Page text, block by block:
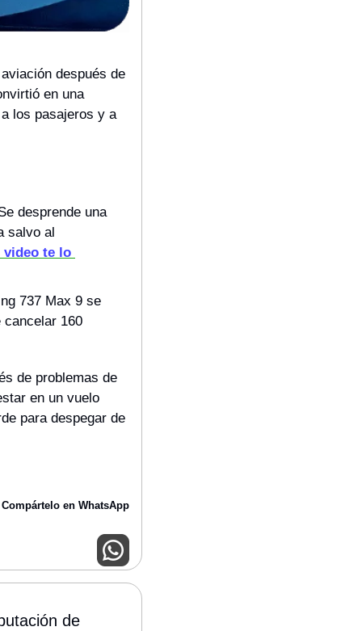
después de
en una
los pasajeros y a
desprende una
salvo al
video te lo
737 Max 9 se
cancelar 160
de problemas de
en un vuelo
para despegar de
Compártelo en WhatsApp
de